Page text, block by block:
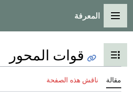
القائمة الرئيسية
المعرفة
تبديل عرض جدول المحتويات
قوات المحور
مقالة ناقش هذه الصفحة